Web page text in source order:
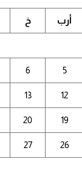
أرب خ
5
6
12
13
19
20
26
27